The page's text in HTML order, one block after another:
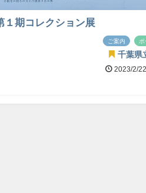
１期コレクション展
ご案内
千葉県
2023/2/